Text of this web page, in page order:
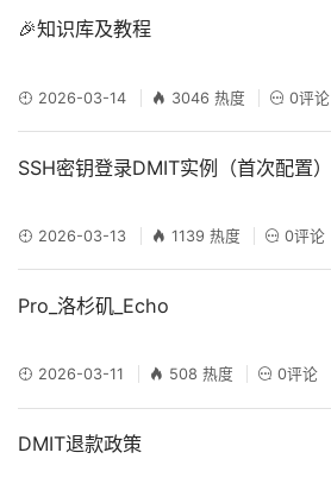
🎉知识库及教程
2026-03-14 3046 热度 0评论
SSH密钥登录DMIT实例（首次配置）
2026-03-13 1139 热度 0评论
Pro_洛杉矶_Echo
2026-03-11 508 热度 0评论
DMIT退款政策